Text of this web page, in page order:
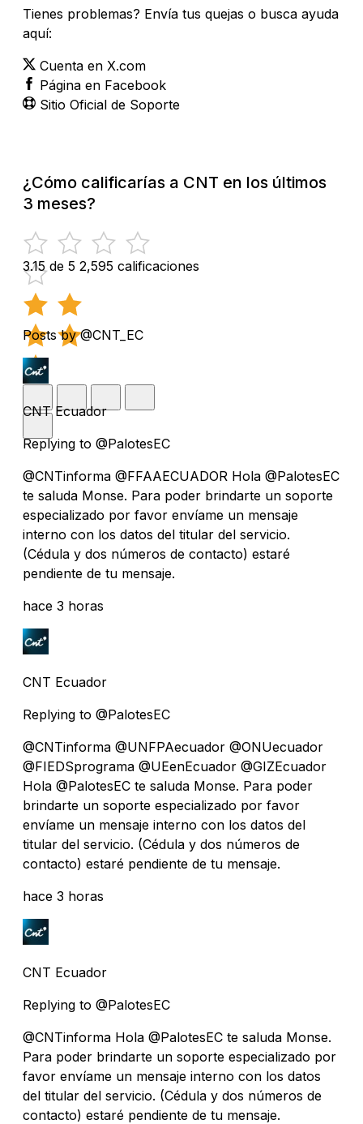
Tienes problemas? Envía tus quejas o busca ayuda
aquí:
Cuenta en X.com
Página en Facebook
Sitio Oficial de Soporte
¿Cómo calificarías a CNT en los últimos
3 meses?
3.15 de 5 2,595 calificaciones
Posts by @CNT_EC
CNT Ecuador
Replying to @PalotesEC
@CNTinforma @FFAAECUADOR Hola @PalotesEC
te saluda Monse. Para poder brindarte un soporte
especializado por favor envíame un mensaje
interno con los datos del titular del servicio.
(Cédula y dos números de contacto) estaré
pendiente de tu mensaje.
hace 3 horas
CNT Ecuador
Replying to @PalotesEC
@CNTinforma @UNFPAecuador @ONUecuador
@FIEDSprograma @UEenEcuador @GIZEcuador
Hola @PalotesEC te saluda Monse. Para poder
brindarte un soporte especializado por favor
envíame un mensaje interno con los datos del
titular del servicio. (Cédula y dos números de
contacto) estaré pendiente de tu mensaje.
hace 3 horas
CNT Ecuador
Replying to @PalotesEC
@CNTinforma Hola @PalotesEC te saluda Monse.
Para poder brindarte un soporte especializado por
favor envíame un mensaje interno con los datos
del titular del servicio. (Cédula y dos números de
contacto) estaré pendiente de tu mensaje.